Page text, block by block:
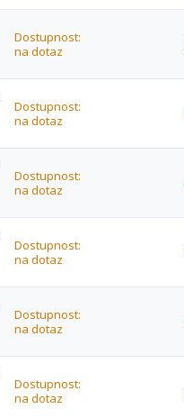
Dostupnost:
na dotaz
Dostupnost:
na dotaz
Dostupnost:
na dotaz
Dostupnost:
na dotaz
Dostupnost:
na dotaz
Dostupnost:
na dotaz